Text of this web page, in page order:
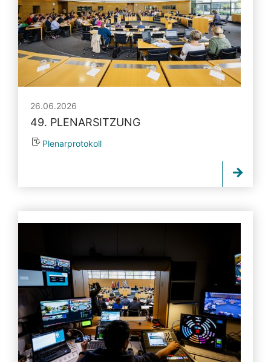
26.06.2026
49. PLENARSITZUNG
Plenarprotokoll